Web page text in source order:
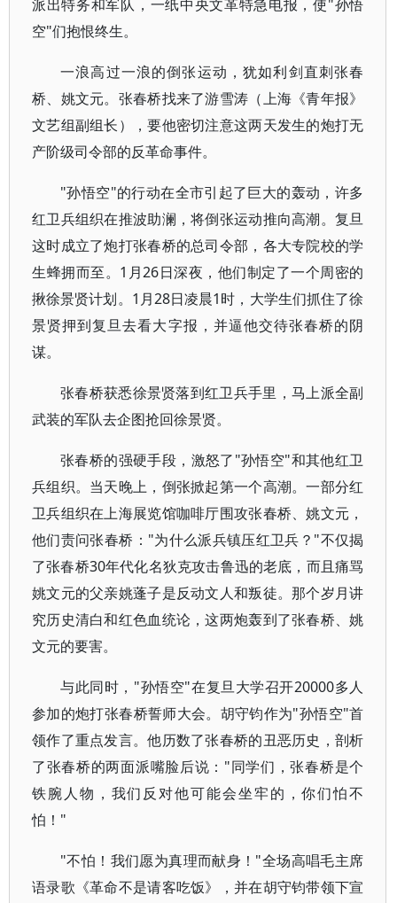
派出特务和军队，一纸中央文革特急电报，使"孙悟
空"们抱恨终生。
一浪高过一浪的倒张运动，犹如利剑直刺张春
桥、姚文元。张春桥找来了游雪涛（上海《青年报》
文艺组副组长），要他密切注意这两天发生的炮打无
产阶级司令部的反革命事件。
"孙悟空"的行动在全市引起了巨大的轰动，许多
红卫兵组织在推波助澜，将倒张运动推向高潮。复旦
这时成立了炮打张春桥的总司令部，各大专院校的学
生蜂拥而至。1月26日深夜，他们制定了一个周密的
揪徐景贤计划。1月28日凌晨1时，大学生们抓住了徐
景贤押到复旦去看大字报，并逼他交待张春桥的阴
谋。
张春桥获悉徐景贤落到红卫兵手里，马上派全副
武装的军队去企图抢回徐景贤。
张春桥的强硬手段，激怒了"孙悟空"和其他红卫
兵组织。当天晚上，倒张掀起第一个高潮。一部分红
卫兵组织在上海展览馆咖啡厅围攻张春桥、姚文元，
他们责问张春桥："为什么派兵镇压红卫兵？"不仅揭
了张春桥30年代化名狄克攻击鲁迅的老底，而且痛骂
姚文元的父亲姚蓬子是反动文人和叛徒。那个岁月讲
究历史清白和红色血统论，这两炮轰到了张春桥、姚
文元的要害。
与此同时，"孙悟空"在复旦大学召开20000多人
参加的炮打张春桥誓师大会。胡守钧作为"孙悟空"首
领作了重点发言。他历数了张春桥的丑恶历史，剖析
了张春桥的两面派嘴脸后说："同学们，张春桥是个
铁腕人物，我们反对他可能会坐牢的，你们怕不
怕！"
"不怕！我们愿为真理而献身！"全场高唱毛主席
语录歌《革命不是请客吃饭》，并在胡守钧带领下宣